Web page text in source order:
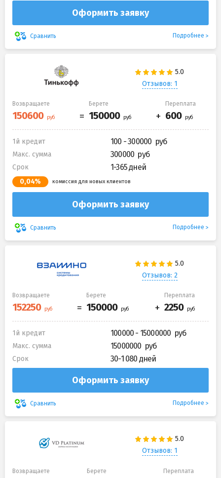
Оформить заявку
Сравнить Подробнее
Отзывов: 1
Возвращаете Берете Переплата
1й кредит 100 - 300000
Макс. сумма 300000
Срок 1-365 дней
0,04% комиссия для новых клиентов
Оформить заявку
Сравнить Подробнее
Отзывов: 2
Возвращаете Берете Переплата
1й кредит 100000 - 15000000
Макс. сумма 15000000
Срок 30-1 080 дней
Оформить заявку
Сравнить Подробнее
Отзывов: 1
Возвращаете Берете Переплата